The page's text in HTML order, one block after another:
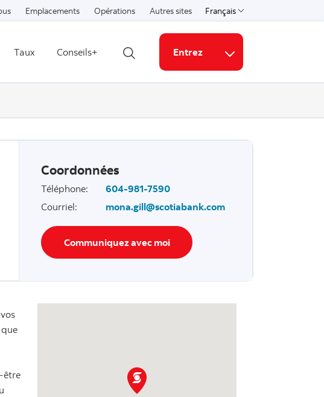
Emplacements Opérations Autres sites Français
Select a language
Taux
Conseils+
Ouvrir la recherche
Entrez
Liens connexes
Coordonnées
Téléphone:
604-981-7590
Courriel: mona.gill@scotiabank.com
Communiquez avec moi
être